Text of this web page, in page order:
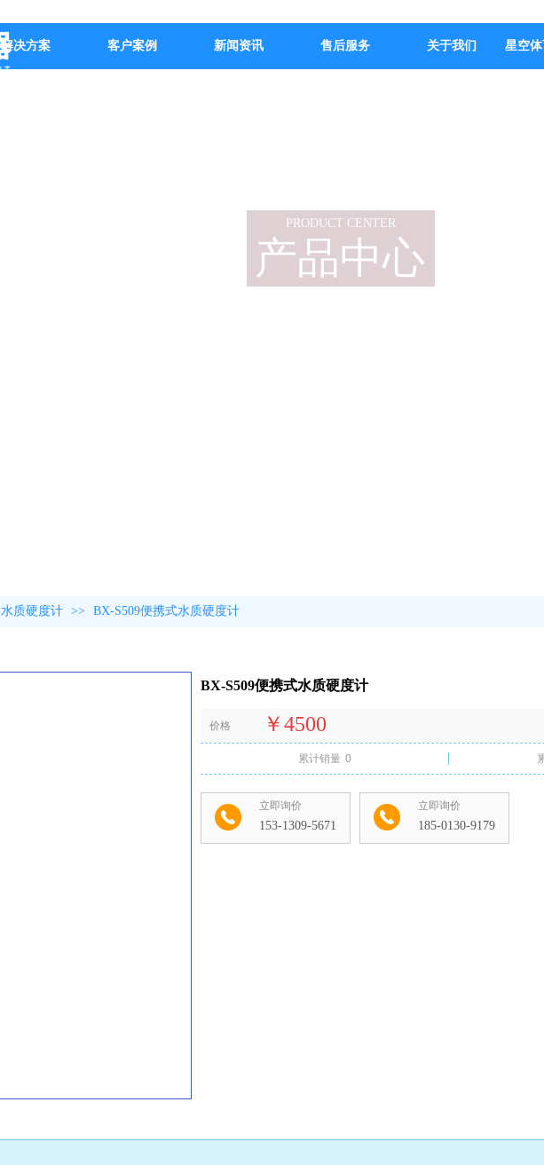
解决方案 客户案例 新闻资讯 售后服务 关于我们 星空体
产品中心
PRODUCT CENTER
水质硬度计 >> BX-S509便携式水质硬度计
BX-S509便携式水质硬度计
价格 ￥4500
累计销量 0
立即询价
153-1309-5671
立即询价
185-0130-9179